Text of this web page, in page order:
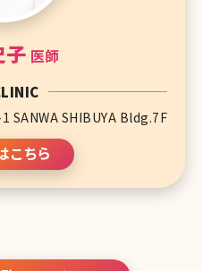
子 医師
SANWA SHIBUYA Bldg.7F
こちら